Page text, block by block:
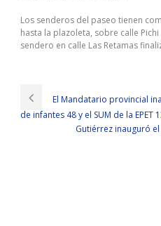
Los senderos del paseo tienen
hasta la plazoleta, sobre calle
sendero en calle Las Retamas
El Mandatario provincial
de infantes 48 y el SUM de la EPET
Gutiérrez inauguró